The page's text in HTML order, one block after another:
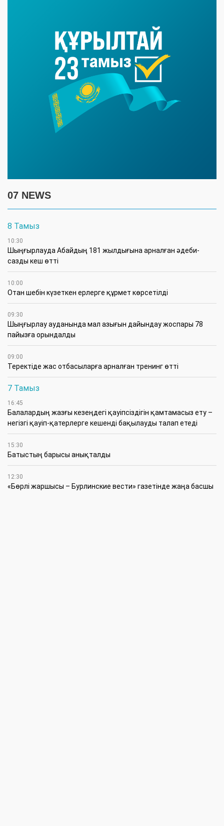
07 NEWS
8 Тамыз
10:30
Шыңғырлауда Абайдың 181 жылдығына арналған әдеби-
сазды кеш өтті
10:00
Отан шебін күзеткен ерлерге құрмет көрсетілді
09:30
​Шыңғырлау ауданында мал азығын дайындау жоспары 78
пайызға орындалды
09:00
​Теректіде жас отбасыларға арналған тренинг өтті
7 Тамыз
16:45
Балалардың жазғы кезеңдегі қауіпсіздігін қамтамасыз ету –
негізгі қауіп-қатерлерге кешенді бақылауды талап етеді
15:30
Батыстың барысы анықталды
12:30
«Бөрлі жаршысы – Бурлинские вести» газетінде жаңа басшы